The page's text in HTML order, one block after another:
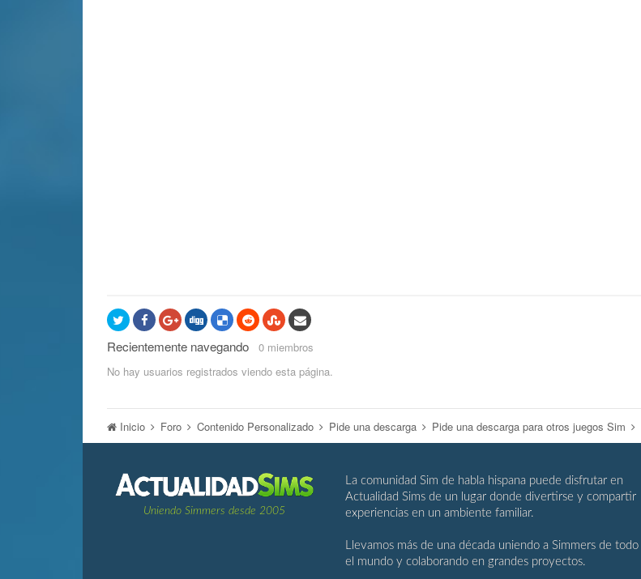
Recientemente navegando 0 miembros
No hay usuarios registrados viendo esta página.
Inicio Foro Contenido Personalizado Pide una descarga Pide una descarga para otros juegos Sim
Uniendo Simmers desde 2005
La comunidad Sim de habla hispana puede disfrutar en
Actualidad Sims de un lugar donde divertirse y compartir
experiencias en un ambiente familiar.
Llevamos más de una década uniendo a Simmers de todo
el mundo y colaborando en grandes proyectos.